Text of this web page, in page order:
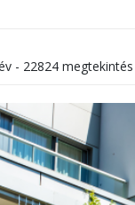
- 22824 megtekintés